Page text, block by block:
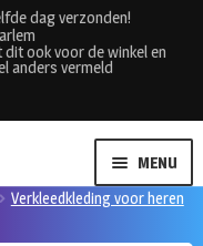
dag verzonden!
ook voor de winkel en
anders vermeld
MENU
Verkleedkleding voor heren